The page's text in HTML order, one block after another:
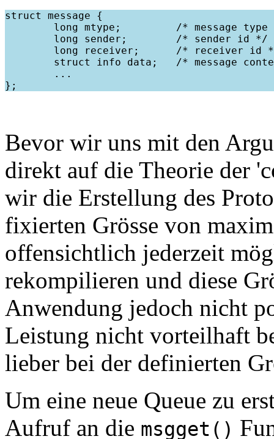
struct message {
long mtype;         /* message type
        long sender;        /* sender id */
long receiver;      /* receiver id
struct info data;   /* message
        ...
Bevor wir uns mit den
direkt auf die Theorie der
wir die Erstellung des
fixierten Grösse von
offensichtlich jederzeit
rekompilieren und diese
Anwendung jedoch nicht
Leistung nicht vorteilhaft
lieber bei der definierten
Um eine neue Queue zu
Aufruf an die msgget()